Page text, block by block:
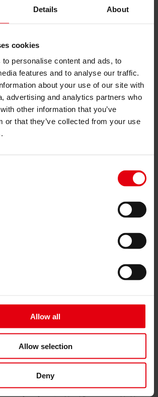
Details About
cookies
personalise content and ads, to
features and to analyse our traffic.
about your use of our site with
advertising and analytics partners who
other information that you’ve
or that they’ve collected from your use
Allow all
Allow selection
Deny
Культура, комунікація та робочі процеси
Управління закупівлями та договорами
соціальне та корпоративне
та екологічний аудит
«зеленого будівництва»
збитків та руйнувань
Планування та контроль витрат по проєкту
послуги
та контроль
проєкту
та контроль
проєкту
оптимальних результатів
ефективно управляти бюджетом та
прозорість на всіх етапах будівництва.
та сучасним інструментам ми
зменшити ризики перевищення
економічну ефективність проєкту.
та прозорість, індивідуальний підхід та